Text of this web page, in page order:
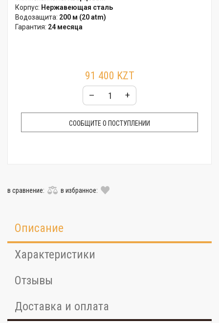
Корпус: Нержавеющая сталь
Водозащита: 200 м (20 atm)
Гарантия: 24 месяца
91 400 KZT
– +
СООБЩИТЕ О ПОСТУПЛЕНИИ
в сравнение: в избранное:
Описание
Характеристики
Отзывы
Доставка и оплата